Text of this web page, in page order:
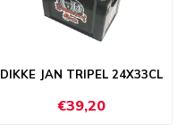
DIKKE JAN TRIPEL 24X33CL
€39,20